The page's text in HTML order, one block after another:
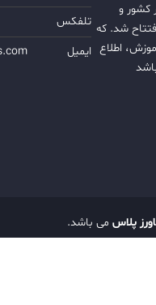
کشور و
شد. که
اطلاع
تلفکس
ایمیل
پلاس می باشد.